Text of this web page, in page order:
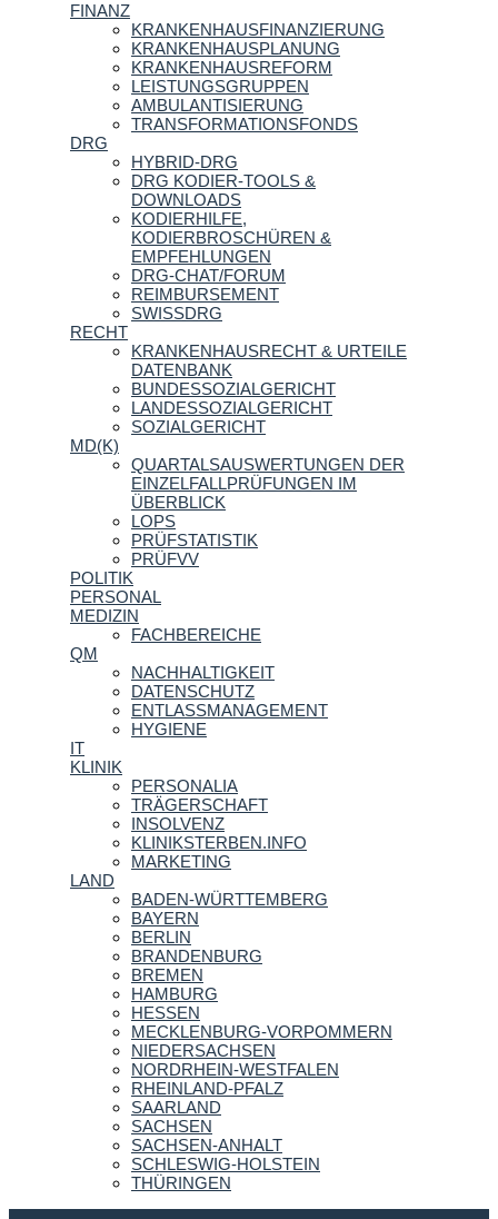
FINANZ
KRANKENHAUSFINANZIERUNG
KRANKENHAUSPLANUNG
KRANKENHAUSREFORM
LEISTUNGSGRUPPEN
AMBULANTISIERUNG
TRANSFORMATIONSFONDS
DRG
HYBRID-DRG
DRG KODIER-TOOLS &
DOWNLOADS
KODIERHILFE,
KODIERBROSCHÜREN &
EMPFEHLUNGEN
DRG-CHAT/FORUM
REIMBURSEMENT
SWISSDRG
RECHT
KRANKENHAUSRECHT & URTEILE
DATENBANK
BUNDESSOZIALGERICHT
LANDESSOZIALGERICHT
SOZIALGERICHT
MD(K)
QUARTALSAUSWERTUNGEN DER
EINZELFALLPRÜFUNGEN IM
ÜBERBLICK
LOPS
PRÜFSTATISTIK
PRÜFVV
POLITIK
PERSONAL
MEDIZIN
FACHBEREICHE
QM
NACHHALTIGKEIT
DATENSCHUTZ
ENTLASSMANAGEMENT
HYGIENE
IT
KLINIK
PERSONALIA
TRÄGERSCHAFT
INSOLVENZ
KLINIKSTERBEN.INFO
MARKETING
LAND
BADEN-WÜRTTEMBERG
BAYERN
BERLIN
BRANDENBURG
BREMEN
HAMBURG
HESSEN
MECKLENBURG-VORPOMMERN
NIEDERSACHSEN
NORDRHEIN-WESTFALEN
RHEINLAND-PFALZ
SAARLAND
SACHSEN
SACHSEN-ANHALT
SCHLESWIG-HOLSTEIN
THÜRINGEN